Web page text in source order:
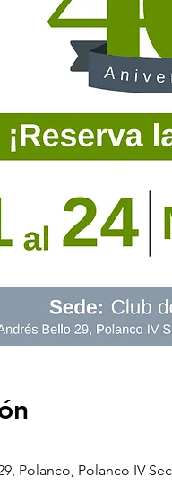
Polanco, Polanco IV